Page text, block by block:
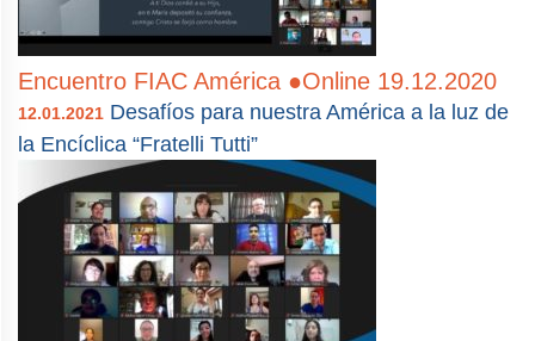
Encuentro FIAC América ●Online 19.12.2020
12.01.2021 Desafíos para nuestra América a la luz de
la Encíclica “Fratelli Tutti”